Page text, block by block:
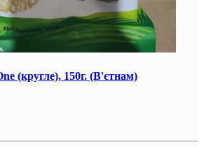
(кругле), 150г. (В'єтнам)